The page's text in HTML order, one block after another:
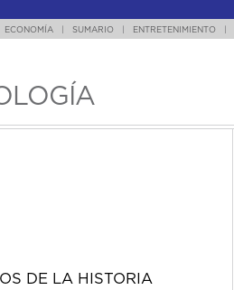
ECONOMÍA SUMARIO ENTRETENIMIENTO
DE LA HISTORIA